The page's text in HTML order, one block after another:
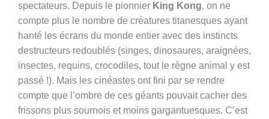
spectateurs. Depuis le pionnier King Kong, on ne
compte plus le nombre de créatures titanesques ayant
hanté les écrans du monde entier avec des instincts
destructeurs redoublés (singes, dinosaures, araignées,
insectes, requins, crocodiles, tout le règne animal y est
passé !). Mais les cinéastes ont fini par se rendre
compte que l’ombre de ces géants pouvait cacher des
frissons plus sournois et moins gargantuesques. C’est